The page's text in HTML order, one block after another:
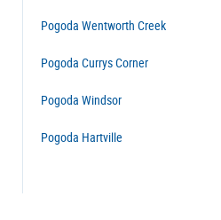
Pogoda Wentworth Creek
Pogoda Currys Corner
Pogoda Windsor
Pogoda Hartville